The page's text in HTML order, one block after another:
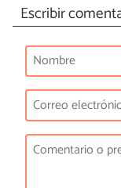
Escribir